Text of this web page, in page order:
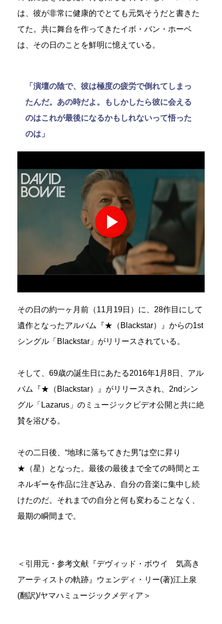
は、彼が非常に健康的でとても元気そうだと書きた
てた。共に舞台を作ってきたイボ・バン・ホーベ
は、その日のことを鮮明に憶えている。
「演壇の陰で、彼は極度の疲労で倒れてしまっ
たんだ。あの時だよ。もしかしたら彼に会える
のはこれが最後になるかもしれないって悟った
のは」
その日の約一ヶ月前（11月19日）に、28作目にして
遺作となったアルバム『★（Blackstar）』からの1st
シングル「Blackstar」がリリースされている。
そして、69歳の誕生日にあたる2016年1月8日、アル
バム『★（Blackstar）』がリリースされ、2ndシン
グル「Lazarus」のミュージックビデオ公開と共に絶
賛を浴びる。
その二日後、“地球に落ちてきた男”は空に昇り
★（星）となった。最後の最後まで全ての時間とエ
ネルギーを作品に注ぎ込み、自分の音楽に集中し続
けたのだ。それまでの自分と何も変わることなく、
最期の瞬間まで。
＜引用元・参考文献『デヴィッド・ボウイ 気高き
アーティストの軌跡』ウェンディ・リー(著)江上泉
(翻訳)/ヤマハミュージックメディア＞